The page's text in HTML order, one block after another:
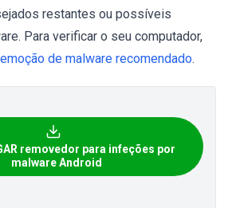
restantes ou possíveis
Para verificar o seu computador,
de malware recomendado.
removedor para infeções por
malware Android